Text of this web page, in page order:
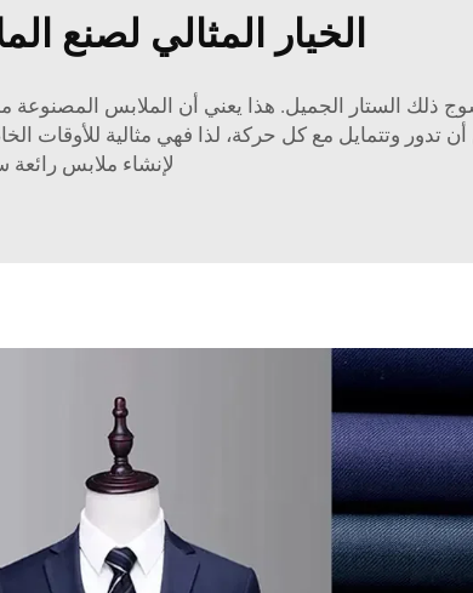
الخيار المثالي لصنع
ذلك الستار الجميل. هذا يعني أن الملابس
تدور وتتمايل مع كل حركة، لذا فهي مثالية للأوقات
لإنشاء ملابس